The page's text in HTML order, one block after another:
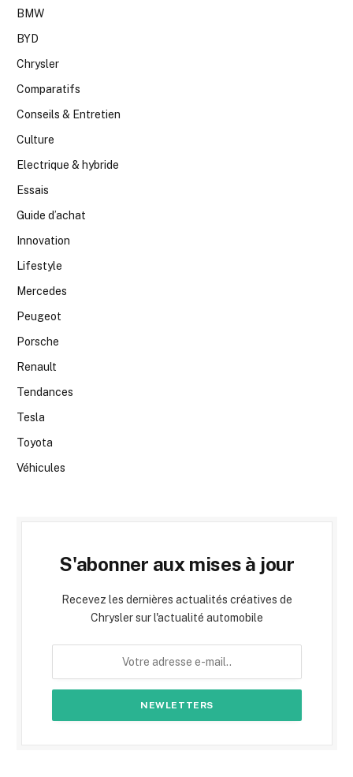
BMW
BYD
Chrysler
Comparatifs
Conseils & Entretien
Culture
Electrique & hybride
Essais
Guide d’achat
Innovation
Lifestyle
Mercedes
Peugeot
Porsche
Renault
Tendances
Tesla
Toyota
Véhicules
S'abonner aux mises à jour
Recevez les dernières actualités créatives de
Chrysler sur l'actualité automobile